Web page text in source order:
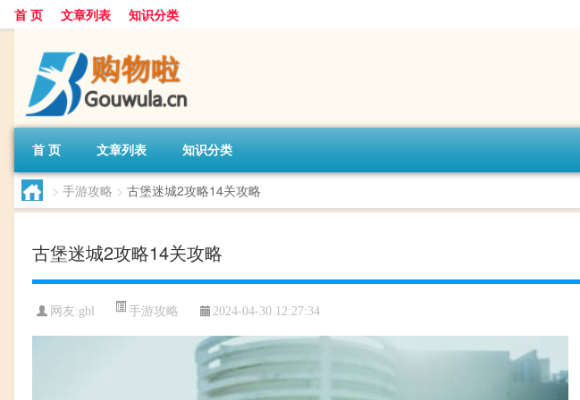
首 页 文章列表 知识分类
首 页 文章列表 知识分类
> 手游攻略 > 古堡迷城2攻略14关攻略
古堡迷城2攻略14关攻略
网友:gbl 手游攻略 2024-04-30 12:27:34